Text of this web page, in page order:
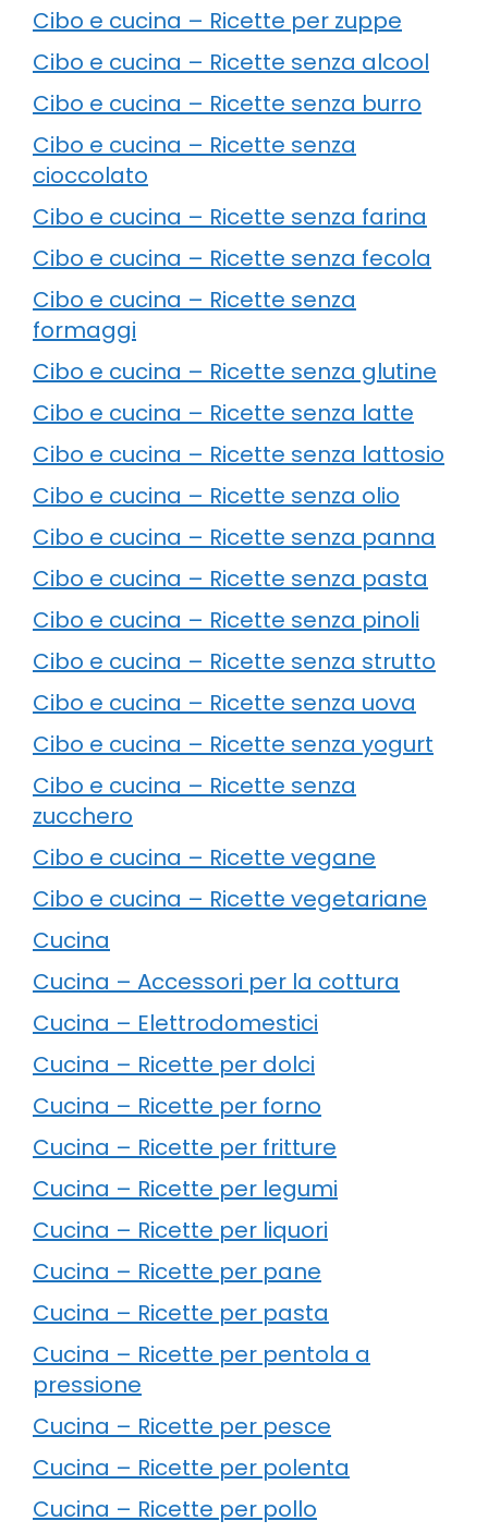
Cibo e cucina – Ricette per zuppe
Cibo e cucina – Ricette senza alcool
Cibo e cucina – Ricette senza burro
Cibo e cucina – Ricette senza
cioccolato
Cibo e cucina – Ricette senza farina
Cibo e cucina – Ricette senza fecola
Cibo e cucina – Ricette senza
formaggi
Cibo e cucina – Ricette senza glutine
Cibo e cucina – Ricette senza latte
Cibo e cucina – Ricette senza lattosio
Cibo e cucina – Ricette senza olio
Cibo e cucina – Ricette senza panna
Cibo e cucina – Ricette senza pasta
Cibo e cucina – Ricette senza pinoli
Cibo e cucina – Ricette senza strutto
Cibo e cucina – Ricette senza uova
Cibo e cucina – Ricette senza yogurt
Cibo e cucina – Ricette senza
zucchero
Cibo e cucina – Ricette vegane
Cibo e cucina – Ricette vegetariane
Cucina
Cucina – Accessori per la cottura
Cucina – Elettrodomestici
Cucina – Ricette per dolci
Cucina – Ricette per forno
Cucina – Ricette per fritture
Cucina – Ricette per legumi
Cucina – Ricette per liquori
Cucina – Ricette per pane
Cucina – Ricette per pasta
Cucina – Ricette per pentola a
pressione
Cucina – Ricette per pesce
Cucina – Ricette per polenta
Cucina – Ricette per pollo